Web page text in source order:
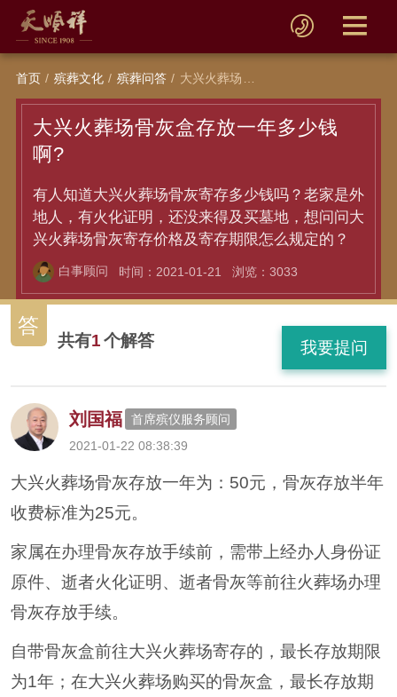
首页 殡葬文化 殡葬问答 大兴火葬场骨灰盒存放一年多少钱啊?
大兴火葬场骨灰盒存放一年多少钱
啊?
有人知道大兴火葬场骨灰寄存多少钱吗？老家是外
地人，有火化证明，还没来得及买墓地，想问问大
兴火葬场骨灰寄存价格及寄存期限怎么规定的？
白事顾问 时间：2021-01-21 浏览：3033
答
共有1个解答 我要提问
刘国福
首席殡仪服务顾问
2021-01-22 08:38:39
大兴火葬场骨灰存放一年为：50元，骨灰存放半年
收费标准为25元。
家属在办理骨灰存放手续前，需带上经办人身份证
原件、逝者火化证明、逝者骨灰等前往火葬场办理
骨灰存放手续。
自带骨灰盒前往大兴火葬场寄存的，最长存放期限
为1年；在大兴火葬场购买的骨灰盒，最长存放期